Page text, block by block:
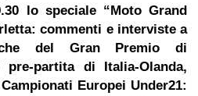
lo speciale “Moto Grand
commenti e interviste a
del Gran Premio di
pre-partita di Italia-Olanda,
Europei Under21: